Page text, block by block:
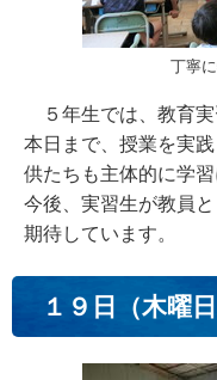
丁寧
５年生では、教育実
本日まで、授業を実
供たちも主体的に学
今後、実習生が教員
期待しています。
１９日（木曜